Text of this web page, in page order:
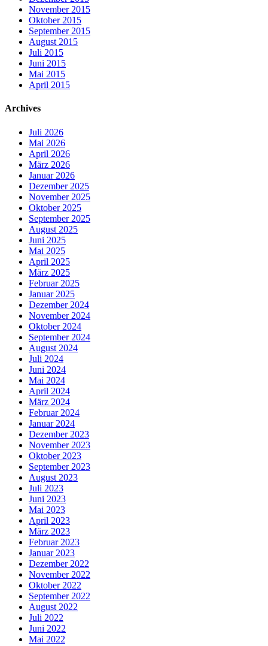
November 2015
Oktober 2015
September 2015
August 2015
Juli 2015
Juni 2015
Mai 2015
April 2015
Archives
Juli 2026
Mai 2026
April 2026
März 2026
Januar 2026
Dezember 2025
November 2025
Oktober 2025
September 2025
August 2025
Juni 2025
Mai 2025
April 2025
März 2025
Februar 2025
Januar 2025
Dezember 2024
November 2024
Oktober 2024
September 2024
August 2024
Juli 2024
Juni 2024
Mai 2024
April 2024
März 2024
Februar 2024
Januar 2024
Dezember 2023
November 2023
Oktober 2023
September 2023
August 2023
Juli 2023
Juni 2023
Mai 2023
April 2023
März 2023
Februar 2023
Januar 2023
Dezember 2022
November 2022
Oktober 2022
September 2022
August 2022
Juli 2022
Juni 2022
Mai 2022